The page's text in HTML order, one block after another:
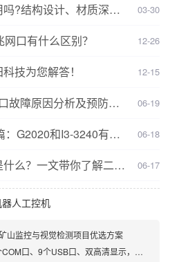
?结构设计、材质深度
03-30
口有什么区别？ 12-26
技为您解答！ 12-15
故障原因分析及预防解
06-19
G2020和I3-3240有什
06-18
么？一文带你了解二者
06-17
人工控机
山监控与视觉检测项目优选方案
9个USB口、双高清显示，满足严苛海上需求